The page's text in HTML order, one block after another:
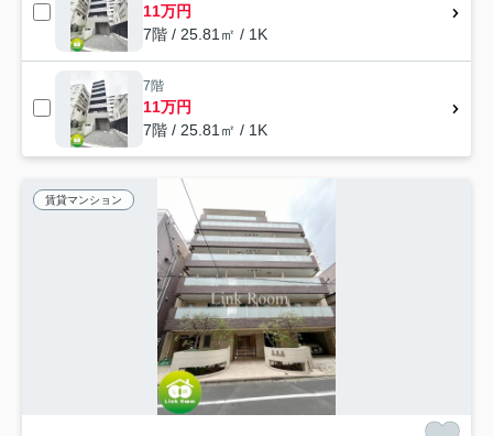
11万円
7階 / 25.81㎡ / 1K
7階
11万円
7階 / 25.81㎡ / 1K
賃貸マンション